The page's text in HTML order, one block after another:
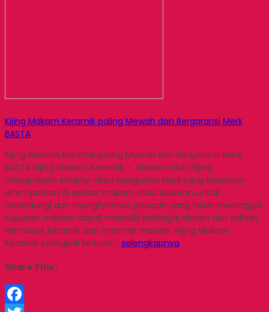
Kijing Makam Keramik paling Mewah dan Bergaransi Merk
BASTA
Kijing Makam Keramik paling Mewah dan Bergaransi Merk
BASTA Kijing Makam Keramik – Makam atau kijing
merupakam struktur atau bangunan kecil yang biasanya
ditempatkan di sekitar makam atau kuburan untuk
melindungi dan menghormati jenazah yang telah meninggal.
Kuburan makam dapat memiliki berbagai desain dan bahan,
termasuk keramik dan marmer mewah. Kijing Makam
Keramik seringkali terbuat… selengkapnya
Share This :